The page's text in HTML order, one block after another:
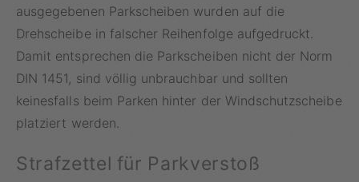
ausgegebenen Parkscheiben wurden auf die
Drehscheibe in falscher Reihenfolge aufgedruckt.
Damit entsprechen die Parkscheiben nicht der Norm
DIN 1451, sind völlig unbrauchbar und sollten
keinesfalls beim Parken hinter der Windschutzscheibe
platziert werden.
Strafzettel für Parkverstoß